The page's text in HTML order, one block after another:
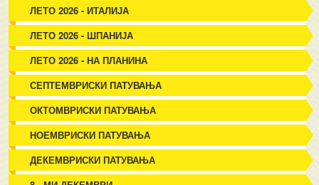
ЛЕТО 2026 - ИТАЛИЈА
ЛЕТО 2026 - ШПАНИЈА
ЛЕТО 2026 - НА ПЛАНИНА
СЕПТЕМВРИСКИ ПАТУВАЊА
ОКТОМВРИСКИ ПАТУВАЊА
НОЕМВРИСКИ ПАТУВАЊА
ДЕКЕМВРИСКИ ПАТУВАЊА